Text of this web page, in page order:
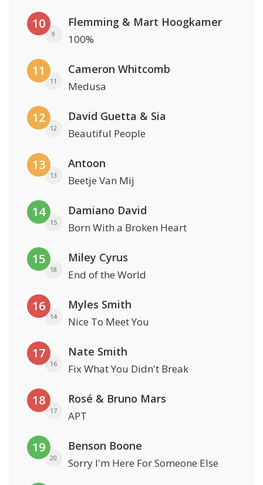
10
9
Flemming & Mart Hoogkamer
100%
11
11
Cameron Whitcomb
Medusa
12
12
David Guetta & Sia
Beautiful People
13
13
Antoon
Beetje Van Mij
14
15
Damiano David
Born With a Broken Heart
15
18
Miley Cyrus
End of the World
16
14
Myles Smith
Nice To Meet You
17
16
Nate Smith
Fix What You Didn't Break
18
17
Rosé & Bruno Mars
APT
19
20
Benson Boone
Sorry I'm Here For Someone Else